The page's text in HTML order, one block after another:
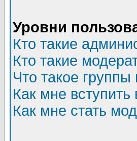
Уровни
Кто такие
Кто такие
Что такое группы
Как мне вступить
Как мне стать